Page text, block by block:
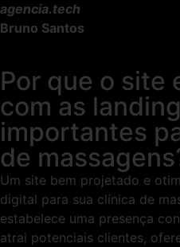
agencia.tech
Bruno Santos
Por que o site
com as
importantes
de
Um site bem projetado e
digital para sua clínica de
estabelece uma presença
atrai potenciais clientes,